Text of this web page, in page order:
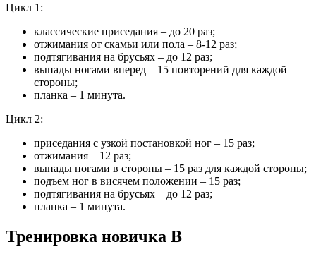
Цикл 1:
классические приседания – до 20 раз;
отжимания от скамьи или пола – 8-12 раз;
подтягивания на брусьях – до 12 раз;
выпады ногами вперед – 15 повторений для каждой
стороны;
планка – 1 минута.
Цикл 2:
приседания с узкой постановкой ног – 15 раз;
отжимания – 12 раз;
выпады ногами в стороны – 15 раз для каждой стороны;
подъем ног в висячем положении – 15 раз;
подтягивания на брусьях – до 12 раз;
планка – 1 минута.
Тренировка новичка В